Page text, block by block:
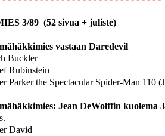
3/89 (52 sivua + juliste)
vastaan Daredevil
Buckler
Rubinstein
Parker the Spectacular Spider-Man 110
Jean DeWolffin kuolema
David